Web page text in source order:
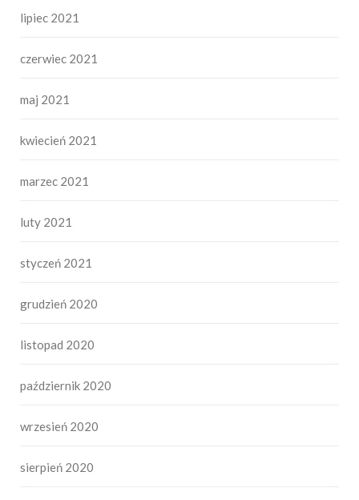
lipiec 2021
czerwiec 2021
maj 2021
kwiecień 2021
marzec 2021
luty 2021
styczeń 2021
grudzień 2020
listopad 2020
październik 2020
wrzesień 2020
sierpień 2020